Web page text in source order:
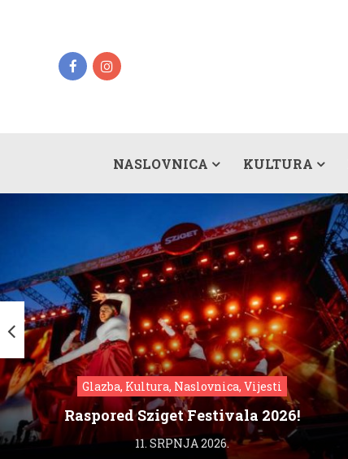
NASLOVNICA KULTURA
Glazba, Kultura, Naslovnica, Vijesti
Raspored Sziget Festivala 2026!
11. SRPNJA 2026.